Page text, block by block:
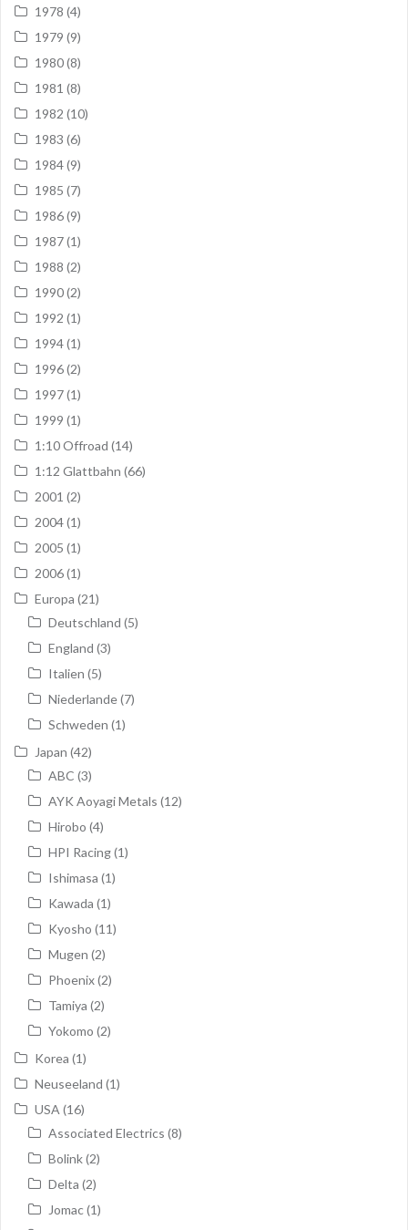
1978 (4)
1979 (9)
1980(8)
1981 (8)
1982 (10)
1983 (6)
1984(9)
1985 (7)
1986(9)
1987(1)
1988 (2)
1990(2)
1992 (1)
1994(1)
1996(2)
1997(1)
1999 (1)
1:10 Offroad (14)
1:12 Glattbahn (66)
2001 (2)
2004(1)
2005 (1)
2006(1)
Europa (21)
Deutschland (5)
England (3)
Italien (5)
Niederlande(7)
Schweden (1)
Japan (42)
ABC (3)
AYK Aoyagi Metals (12)
Hirobo (4)
HPI Racing(1)
Ishimasa (1)
Kawada (1)
Kyosho (11)
Mugen (2)
Phoenix(2)
Tamiya (2)
Yokomo (2)
Korea (1)
Neuseeland (1)
USA (16)
Associated Electrics (8)
Bolink(2)
Delta (2)
Jomac(1)